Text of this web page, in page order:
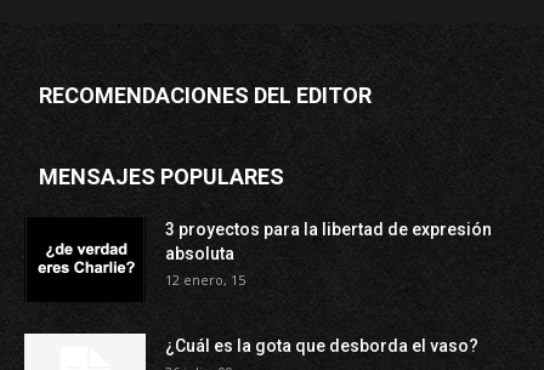
RECOMENDACIONES DEL EDITOR
MENSAJES POPULARES
3 proyectos para la libertad de expresión
absoluta
12 enero, 15
¿Cuál es la gota que desborda el vaso?